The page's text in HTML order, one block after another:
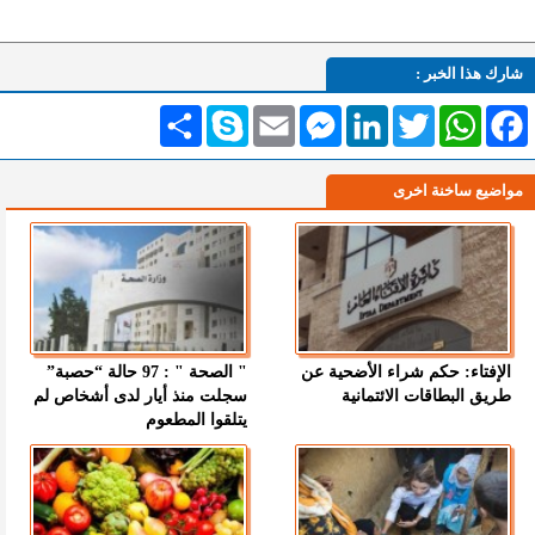
شارك هذا الخبر :
انشر Skype Email
MessengerLinkedInTwitterWhatsAppFacebook
مواضيع ساخنة اخرى
الإفتاء: حكم شراء الأضحية عن
طريق البطاقات الائتمانية
" الصحة " : 97 حالة “حصبة”
سجلت منذ أيار لدى أشخاص لم
يتلقوا المطعوم